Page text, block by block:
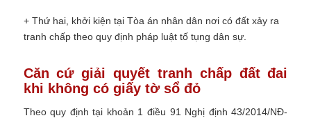
+ Thứ hai, khởi kiện tại Tòa án nhân dân nơi có đất xảy ra
tranh chấp theo quy định pháp luật tố tụng dân sự.
Căn cứ giải quyết tranh chấp đất đai
khi không có giấy tờ sổ đỏ
Theo quy định tại khoản 1 điều 91 Nghị định 43/2014/NĐ-